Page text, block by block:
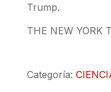
Trump.
THE NEW YORK
Categoría: